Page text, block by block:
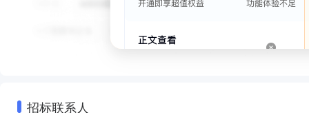
招标联系人